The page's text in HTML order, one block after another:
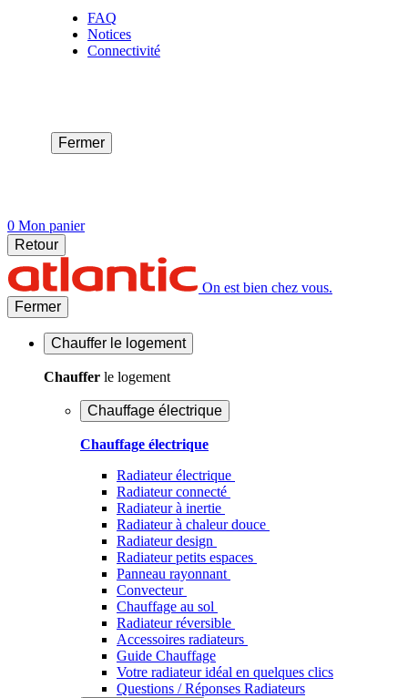
FAQ
Notices
Connectivité
Fermer
0 Mon panier
Retour
On est bien chez vous.
Fermer
Chauffer le logement
Chauffer le logement
Chauffage électrique
Chauffage électrique
Radiateur électrique
Radiateur connecté
Radiateur à inertie
Radiateur à chaleur douce
Radiateur design
Radiateur petits espaces
Panneau rayonnant
Convecteur
Chauffage au sol
Radiateur réversible
Accessoires radiateurs
Guide Chauffage
Votre radiateur idéal en quelques clics
Questions / Réponses Radiateurs